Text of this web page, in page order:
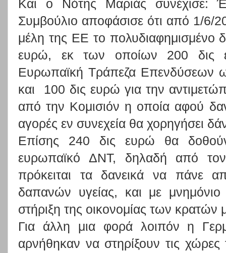
Και ο Νότης Μαριάς συνέχισε:
Συμβούλιο αποφάσισε ότι από 1/6/
μέλη της ΕΕ το πολυδιαφημισμένο
ευρώ, εκ των οποίων 200 δις
Ευρωπαϊκή Τράπεζα Επενδύσεων ως
και 100 δις ευρώ για την
από την Κομισιόν η οποία αφού
αγορές εν συνεχεία θα χορηγήσει
Επίσης 240 δις ευρώ θα
ευρωπαϊκό ΔΝΤ, δηλαδή από
πρόκειται τα δανεικά να πάνε
δαπανών υγείας, και με
στήριξη της οικονομίας των κρατών
Για άλλη μια φορά λοιπόν η
αρνήθηκαν να στηρίξουν τις